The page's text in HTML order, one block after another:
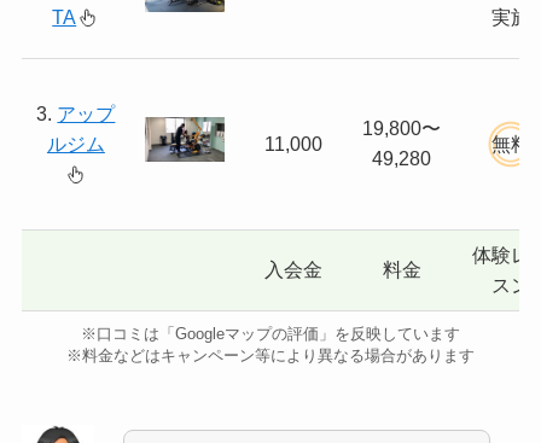
TA
実施
3. アップ
ルジム
11,000
19,800〜
49,280
無料
入会金 料金
体験レ
スン
※口コミは「Googleマップの評価」を反映しています
※料金などはキャンペーン等により異なる場合があります